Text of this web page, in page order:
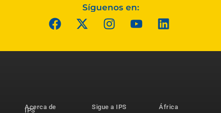
Síguenos en:
Acerca de
IPS Sigue a IPS África